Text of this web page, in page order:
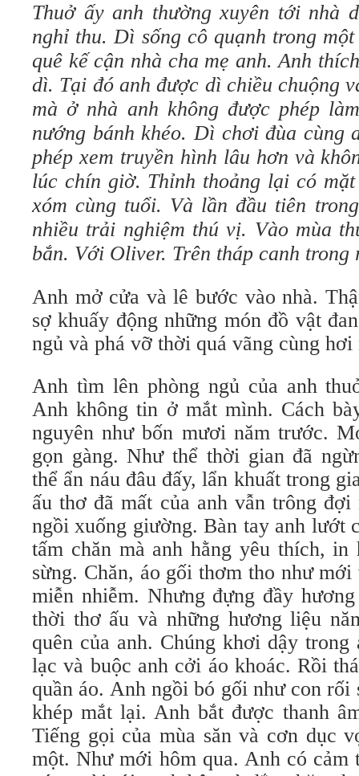
Thuở ấy anh thường xuyên tới nhà
nghỉ thu. Dì sống cô quạnh trong
quê kế cận nhà cha mẹ anh. Anh
dì. Tại đó anh được dì chiều chuộng
mà ở nhà anh không được phép
nướng bánh khéo. Dì chơi đùa cùng
phép xem truyền hình lâu hơn và
lúc chín giờ. Thỉnh thoảng lại có
xóm cùng tuổi. Và lần đầu tiên
nhiều trải nghiệm thú vị. Vào mùa
bắn. Với Oliver. Trên tháp canh trong
Anh mở cửa và lê bước vào nhà.
sợ khuấy động những món đồ vật
ngủ và phá vỡ thời quá vãng cùng
Anh tìm lên phòng ngủ của anh
Anh không tin ở mắt mình. Cách
nguyên như bốn mươi năm trước.
gọn gàng. Như thể thời gian đã
thể ẩn náu đâu đấy, lẩn khuất trong
ấu thơ đã mất của anh vẫn trông
ngồi xuống giường. Bàn tay anh lướt
tấm chăn mà anh hằng yêu thích,
sừng. Chăn, áo gối thơm tho như
miễn nhiễm. Nhưng đựng đầy
thời thơ ấu và những hương liệu
quên của anh. Chúng khơi dậy trong
lạc và buộc anh cởi áo khoác. Rồi
quần áo. Anh ngồi bó gối như con rối
khép mắt lại. Anh bắt được thanh
Tiếng gọi của mùa săn và cơn dục
một. Như mới hôm qua. Anh có cảm